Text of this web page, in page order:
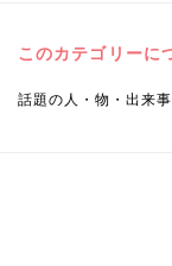
このカテゴリーに
話題の人・物・出来